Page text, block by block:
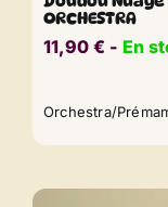
ORCHESTRA
11,90 € ​​ - En
Orchestra/